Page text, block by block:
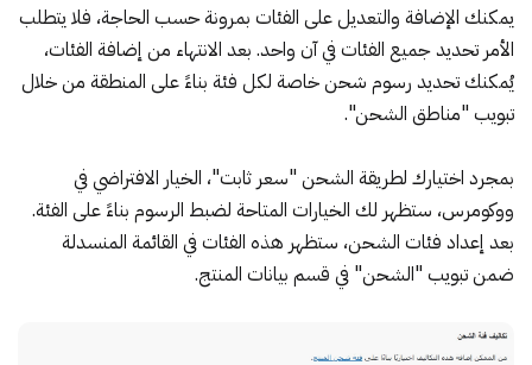
يمكنك الإضافة والتعديل على الفئات بمرونة حسب الحاجة، فلا يتطلب
الأمر تحديد جميع الفئات في آن واحد. بعد الانتهاء من إضافة الفئات،
يُمكنك تحديد رسوم شحن خاصة لكل فئة بناءً على المنطقة من خلال
تبويب "مناطق الشحن".
بمجرد اختيارك لطريقة الشحن "سعر ثابت"، الخيار الافتراضي في
ووكومرس، ستظهر لك الخيارات المتاحة لضبط الرسوم بناءً على الفئة.
بعد إعداد فئات الشحن، ستظهر هذه الفئات في القائمة المنسدلة
ضمن تبويب "الشحن" في قسم بيانات المنتج.